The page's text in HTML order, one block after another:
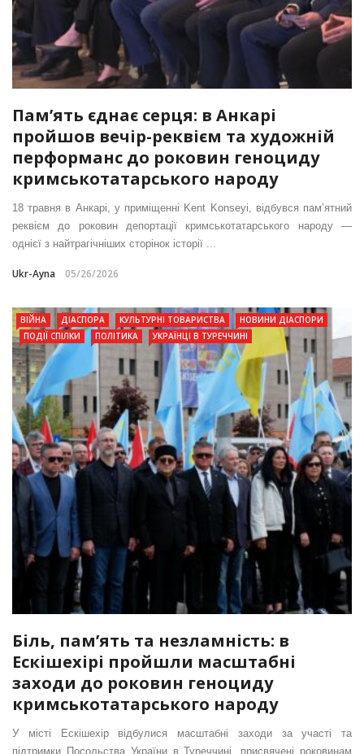
Пам’ять єднає серця: в Анкарі
пройшов вечір-реквієм та художній
перформанс до роковин геноциду
кримськотатарського народу
18 травня в Анкарі, у приміщенні Kent Konseyi, відбувся пам’ятний
реквієм до роковин депортації кримськотатарського народу —
однієї з найтрагічніших сторінок історії ...
Ukr-Ayna 05/26/2026
ВІЙНА ДІАСПОРА КУЛЬТУРНІ ТОВАРИСТВА
НОВИНИ ДІАСПОРИ
ПОДІЇ СПІЛКИ
ПОЛІТИКА УКРАЇНЦІ В ТУРЕЧЧИНІ
Біль, пам’ять та незламність: в
Ескішехірі пройшли масштабні
заходи до роковин геноциду
кримськотатарського народу
У місті Ескішехір відбулися масштабні заходи за участі та
підтримки Посольства України в Туреччині, присвячені роковинам